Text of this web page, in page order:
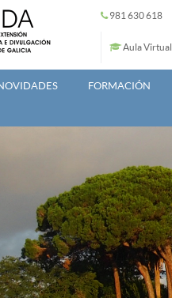
981 630 618
Aula Virtual
FORMACIÓN